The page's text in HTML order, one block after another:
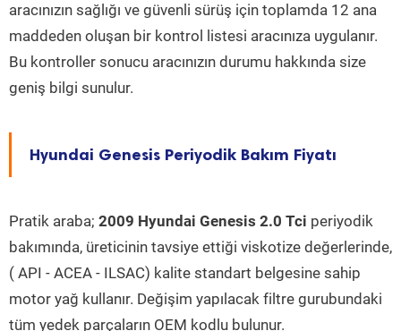
aracınızın sağlığı ve güvenli sürüş için toplamda 12 ana
maddeden oluşan bir kontrol listesi aracınıza uygulanır.
Bu kontroller sonucu aracınızın durumu hakkında size
geniş bilgi sunulur.
Hyundai Genesis Periyodik Bakım Fiyatı
Pratik araba; 2009 Hyundai Genesis 2.0 Tci periyodik
bakımında, üreticinin tavsiye ettiği viskotize değerlerinde,
( API - ACEA - ILSAC) kalite standart belgesine sahip
motor yağ kullanır. Değişim yapılacak filtre gurubundaki
tüm yedek parçaların OEM kodlu bulunur.